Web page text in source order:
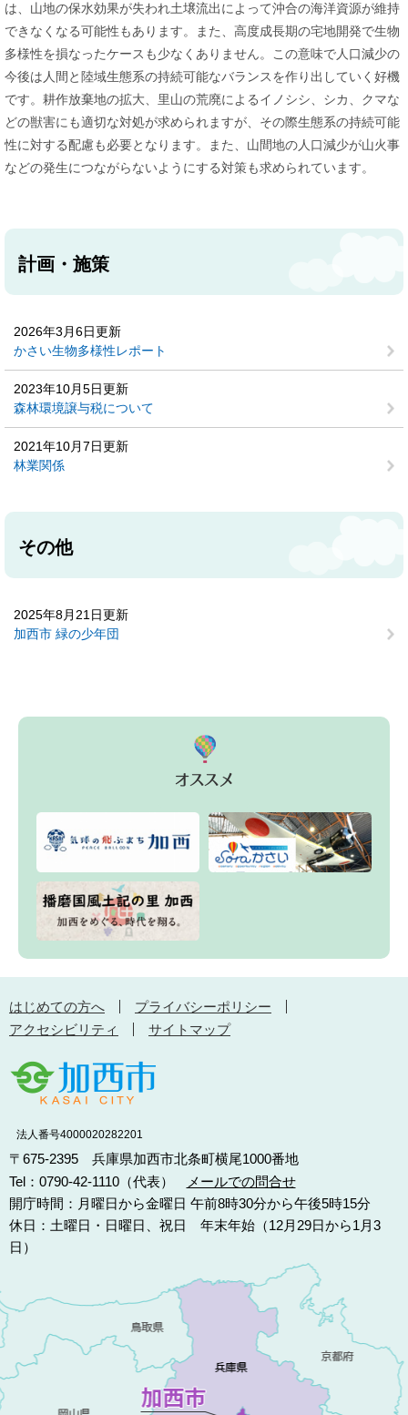
は、山地の保水効果が失われ土壌流出によって沖合の海洋資源が維持
できなくなる可能性もあります。また、高度成長期の宅地開発で生物
多様性を損なったケースも少なくありません。この意味で人口減少の
今後は人間と陸域生態系の持続可能なバランスを作り出していく好機
です。耕作放棄地の拡大、里山の荒廃によるイノシシ、シカ、クマな
どの獣害にも適切な対処が求められますが、その際生態系の持続可能
性に対する配慮も必要となります。また、山間地の人口減少が山火事
などの発生につながらないようにする対策も求められています。
計画・施策
2026年3月6日更新
かさい生物多様性レポート
2023年10月5日更新
森林環境譲与税について
2021年10月7日更新
林業関係
その他
2025年8月21日更新
加西市 緑の少年団
はじめての方へ
プライバシーポリシー
アクセシビリティ
サイトマップ
法人番号4000020282201
〒675-2395 兵庫県加西市北条町横尾1000番地
Tel：0790-42-1110（代表）
メールでの問合せ
開庁時間：月曜日から金曜日 午前8時30分から午後5時15分
休日：土曜日・日曜日、祝日 年末年始（12月29日から1月3
日）